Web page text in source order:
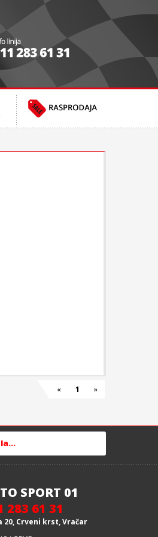
« 1 »
SPORT 01
283 61 31
20, Crveni krst, Vračar